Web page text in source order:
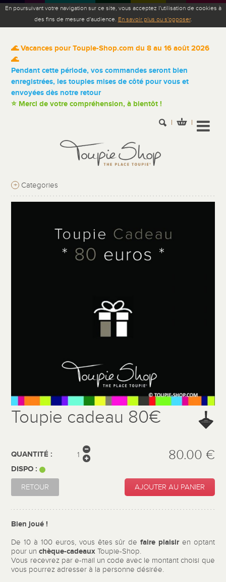
En poursuivant votre navigation sur ce site, vous acceptez l'utilisation de cookies à
des fins de mesure d'audience. En savoir plus ou s'opposer.
🌊 Vacances pour Toupie-Shop.com du 8 au 16 août 2026
🌊
Pendant cette période, vos commandes seront bien
enregistrées, les toupies mises de côté pour vous et
envoyées dès notre retour
⭐ Merci de votre compréhension, à bientôt !
+ Categories
Toupie cadeau 80€
QUANTITÉ :
DISPO :
80.00 €
RETOUR AJOUTER AU PANIER
Bien joué !
De 10 à 100 euros, vous êtes sûr defaire plaisiren optant
pour unchèque-cadeaux Toupie-Shop.
Vous recevrez par e-mail un code avec le montant choisi que
vous pourrez adresser à la personne désirée.